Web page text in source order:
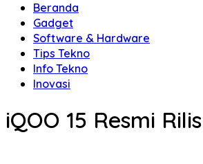
Beranda
Gadget
Software & Hardware
Tips Tekno
Info Tekno
Inovasi
iQOO 15 Resmi Rilis